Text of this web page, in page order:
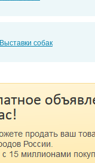
Выставки собак